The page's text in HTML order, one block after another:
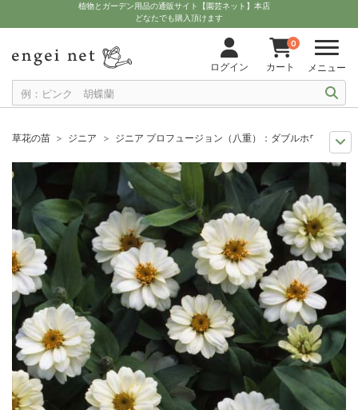
植物とガーデン用品の通販サイト【園芸ネット】本店
どなたでも購入頂けます
ログイン
0
カート メニュー
草花の苗 ジニア
ジニア プロフュージョン（八重）：ダブルホワイト3号
人気のシリーズ
苗 JFS(ジャパンフラワーセレクション）
ジニア プロ
夏の園芸
花壇におすすめ ジニア プロフュージョン（八重）：ダブルホ